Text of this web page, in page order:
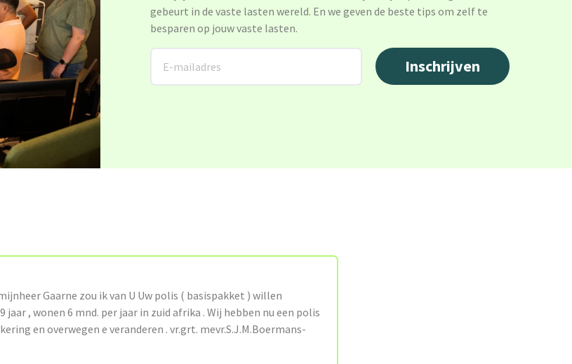
gebeurt in de vaste lasten wereld. En we geven de beste tips om zelf te
besparen op jouw vaste lasten.
Gaarne zou ik van U Uw polis ( basispakket ) willen
jaar , wonen 6 mnd. per jaar in zuid afrika . Wij hebben nu een polis
en overwegen e veranderen . vr.grt. mevr.S.J.M.Boermans-